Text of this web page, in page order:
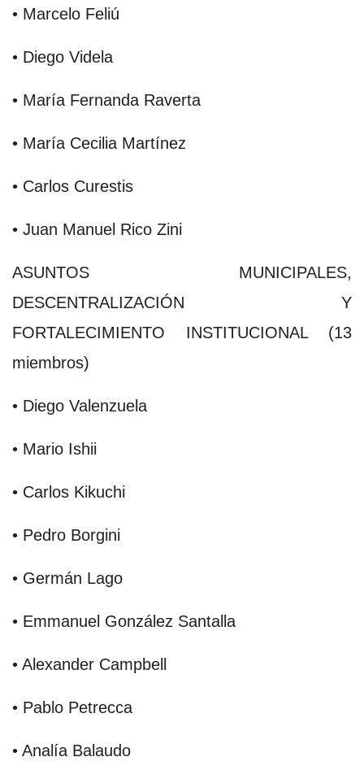
• Marcelo Feliú
• Diego Videla
• María Fernanda Raverta
• María Cecilia Martínez
• Carlos Curestis
• Juan Manuel Rico Zini
ASUNTOS MUNICIPALES,
DESCENTRALIZACIÓN Y
FORTALECIMIENTO INSTITUCIONAL (13
miembros)
• Diego Valenzuela
• Mario Ishii
• Carlos Kikuchi
• Pedro Borgini
• Germán Lago
• Emmanuel González Santalla
• Alexander Campbell
• Pablo Petrecca
• Analía Balaudo